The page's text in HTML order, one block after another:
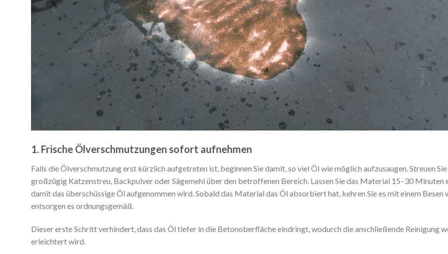
1. Frische Ölverschmutzungen sofort aufnehmen
Falls die Ölverschmutzung erst kürzlich aufgetreten ist, beginnen Sie damit, so viel Öl wie möglich aufzusaugen. Streuen Sie
großzügig Katzenstreu, Backpulver oder Sägemehl über den betroffenen Bereich. Lassen Sie das Material 15–30 Minuten
damit das überschüssige Öl aufgenommen wird. Sobald das Material das Öl absorbiert hat, kehren Sie es mit einem Besen
entsorgen es ordnungsgemäß.
Dieser erste Schritt verhindert, dass das Öl tiefer in die Betonoberfläche eindringt, wodurch die anschließende Reinigung
erleichtert wird.